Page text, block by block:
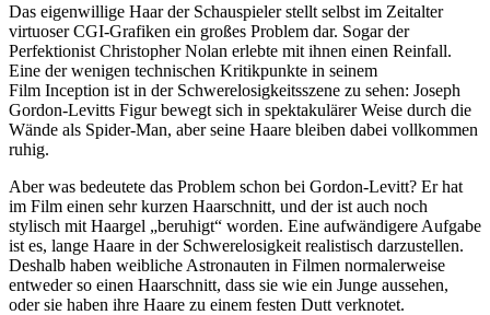
Das eigenwillige Haar der Schauspieler stellt selbst im Zeitalter
virtuoser CGI-Grafiken ein großes Problem dar. Sogar der
Perfektionist Christopher Nolan erlebte mit ihnen einen Reinfall.
Eine der wenigen technischen Kritikpunkte in seinem
Film Inception ist in der Schwerelosigkeitsszene zu sehen: Joseph
Gordon-Levitts Figur bewegt sich in spektakulärer Weise durch die
Wände als Spider-Man, aber seine Haare bleiben dabei vollkommen
ruhig.
Aber was bedeutete das Problem schon bei Gordon-Levitt? Er hat
im Film einen sehr kurzen Haarschnitt, und der ist auch noch
stylisch mit Haargel „beruhigt“ worden. Eine aufwändigere Aufgabe
ist es, lange Haare in der Schwerelosigkeit realistisch darzustellen.
Deshalb haben weibliche Astronauten in Filmen normalerweise
entweder so einen Haarschnitt, dass sie wie ein Junge aussehen,
oder sie haben ihre Haare zu einem festen Dutt verknotet.